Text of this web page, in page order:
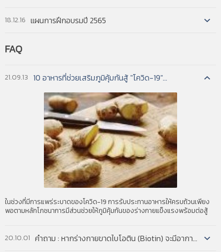
READ MORE
18.12.16 แผนการฝึกอบรมปี 2565
FAQ
21.09.13 10 อาหารที่ช่วยเสริมภูมิคุ้มกันสู้ "โควิด-19"...
ในช่วงที่มีการแพร่ระบาดของโควิด-19 การรับประทานอาหารให้ครบถ้วนเพียง
พอตามหลักโภชนาการมีส่วนช่วยให้ภูมิคุ้มกันของร่างกายแข็งแรงพร้อมต่อสู้
20.10.01 คำถาม : หากร่างกายขาดไบโอติน (Biotin) จะมีอาการผิดปกติอย่างไรบ้าง และอาหารชนิดใดบ้างที่มี Biotin...